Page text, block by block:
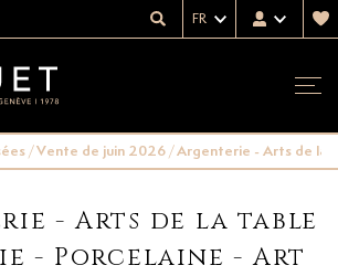
FR
/Vente de juin 2026/Argenterie - Arts de la
- Arts de la table
- Porcelaine - Art